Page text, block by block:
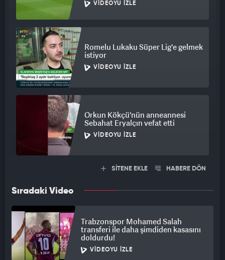
VIDEOYU İZLE
Romelu Lukaku Süper Lig'e gelmek
istiyor
VIDEOYU İZLE
Orkun Kökçü'nün anneannesi
Sebahat Eryalçın vefat etti
VIDEOYU İZLE
SİTENE EKLE HABERE DÖN
Sıradaki Video
Trabzonspor Mohamed Salah
transferi ile daha şimdiden kasasını
doldurdu!
VIDEOYU İZLE